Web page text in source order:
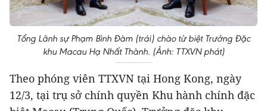
Tổng Lãnh sự Phạm Bình Đàm (trái) chào từ biệt Trưởng Đặc
khu Macau Hạ Nhất Thành. (Ảnh: TTXVN phát)
Theo phóng viên TTXVN tại Hong Kong, ngày
12/3, tại trụ sở chính quyền Khu hành chính đặc